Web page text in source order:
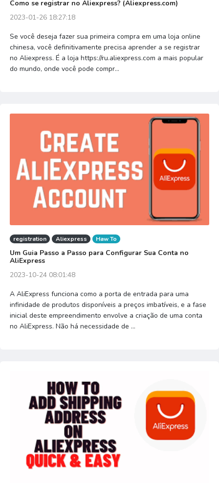
Como se registrar no Aliexpress? (Aliexpress.com)
2023-01-26 18:27:18
Se você deseja fazer sua primeira compra em uma loja online
chinesa, você definitivamente precisa aprender a se registrar
no Aliexpress. É a loja https://ru.aliexpress.com a mais popular
do mundo, onde você pode compr...
registration Aliexpress Haw To
Um Guia Passo a Passo para Configurar Sua Conta no
AliExpress
2023-10-24 08:01:48
A AliExpress funciona como a porta de entrada para uma
infinidade de produtos disponíveis a preços imbatíveis, e a fase
inicial deste empreendimento envolve a criação de uma conta
no AliExpress. Não há necessidade de ...